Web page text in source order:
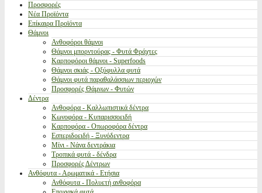
Προσφορές
Νέα Προϊόντα
Επίκαιρα Προϊόντα
Θάμνοι
Ανθοφόροι θάμνοι
Θάμνοι μπορντούρας - Φυτά Φράχτες
Καρποφόροι θάμνοι - Superfoods
Θάμνοι σκιάς - Οξύφυλλα φυτά
Θάμνοι φυτά παραθαλάσσιων περιοχών
Προσφορές Θάμνων - Φυτών
Δέντρα
Ανθοφόρα - Καλλωπιστικά δέντρα
Κωνοφόρα - Κυπαρισσοειδή
Καρποφόρα - Οπωροφόρα δέντρα
Εσπεριδοειδή - Ξυνόδεντρα
Μίνι - Νάνα δεντράκια
Τροπικά φυτά - δένδρα
Προσφορές Δέντρων
Ανθόφυτα - Αρωματικά - Ετήσια
Ανθόφυτα - Πολυετή ανθοφόρα